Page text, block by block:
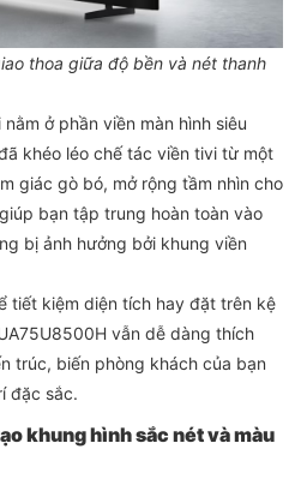
thoa giữa độ bền và nét thanh
ở phần viền màn hình siêu
khéo léo chế tác viền tivi từ một
giác gò bó, mở rộng tầm nhìn cho
bạn tập trung hoàn toàn vào
bị ảnh hưởng bởi khung viền
tiết kiệm diện tích hay đặt trên kệ
vẫn dễ dàng thích
trúc, biến phòng khách của bạn
đặc sắc.
khung hình sắc nét và màu